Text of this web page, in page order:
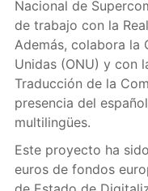
Nacional de
de trabajo con la
Además, colabora la
Unidas (ONU) y con
Traducción de la
presencia del
multilingües.
Este proyecto ha
euros de fondos